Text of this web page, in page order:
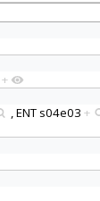
+
,ENT s04e03 +